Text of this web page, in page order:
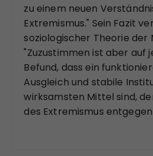
zu einem neuen
Extremismus." Sein Fazit
soziologischer Theorie der
"Zuzustimmen ist aber auf
Befund, dass ein
Ausgleich und stabile
wirksamsten Mittel sind,
des Extremismus